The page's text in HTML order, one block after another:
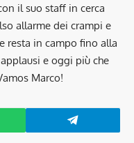
il suo staff in cerca
allarme dei crampi e
resta in campo fino alla
e oggi più che
Marco!